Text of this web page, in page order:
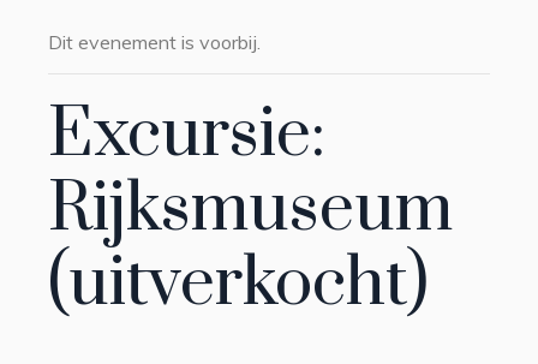
Dit evenement is voorbij.
Excursie:
Rijksmuseum
(uitverkocht)